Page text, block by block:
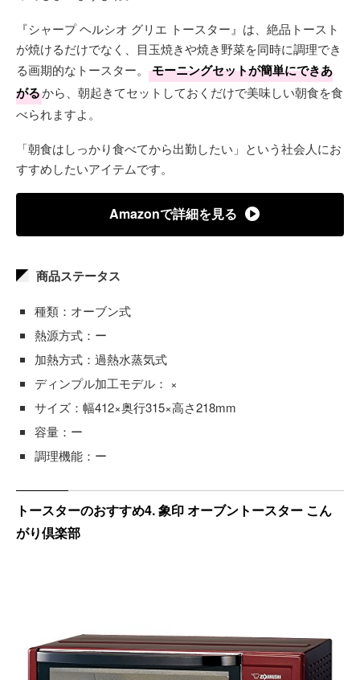
『シャープ ヘルシオ グリエ トースター』は、絶品トースト
が焼けるだけでなく、目玉焼きや焼き野菜を同時に調理でき
る画期的なトースター。
モーニングセットが簡単にできあ
がるから、朝起きてセットしておくだけで美味しい朝食を食
べられますよ。
「朝食はしっかり食べてから出勤したい」という社会人にお
すすめしたいアイテムです。
Amazonで詳細を見る
商品ステータス
種類：オーブン式
熱源方式：ー
加熱方式：過熱水蒸気式
ディンプル加工モデル： ×
サイズ：幅412×奥行315×高さ218mm
容量：ー
調理機能：ー
トースターのおすすめ4. 象印 オーブントースター こん
がり倶楽部